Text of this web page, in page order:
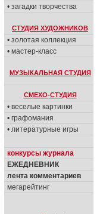
• загадки творчества
СТУДИЯ ХУДОЖНИКОВ
• золотая коллекция
• мастер-класс
МУЗЫКАЛЬНАЯ СТУДИЯ
СМЕХО-СТУДИЯ
• веселые картинки
• графомания
• литературные игры
конкурсы журнала
ЕЖЕДНЕВНИК
лента комментариев
мегарейтинг